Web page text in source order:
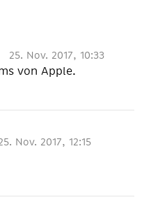
25. Nov. 2017, 10:33
von Apple.
Nov. 2017, 12:15